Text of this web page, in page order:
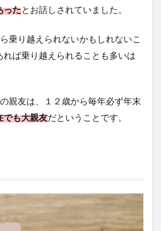
ったとお話しされていました。
乗り越えられないかもしれないこ
れば乗り越えられることも多いは
親友は、１２歳から毎年必ず年末
でも大親友だということです。